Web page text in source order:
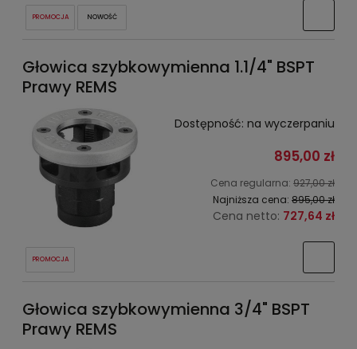
PROMOCJA NOWOŚĆ
Głowica szybkowymienna 1.1/4" BSPT
Prawy REMS
Dostępność: na wyczerpaniu
895,00 zł
Cena regularna: 927,00 zł
Najniższa cena: 895,00 zł
Cena netto: 727,64 zł
PROMOCJA
Głowica szybkowymienna 3/4" BSPT
Prawy REMS